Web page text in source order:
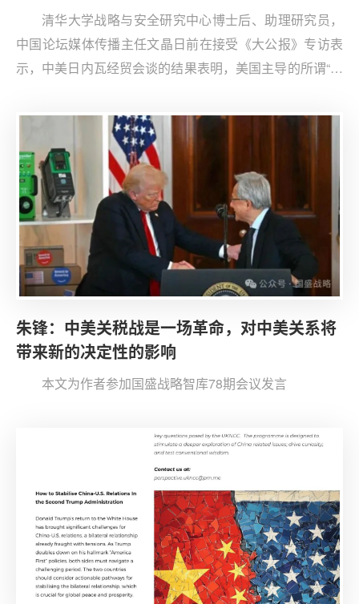
清华大学战略与安全研究中心博士后、助理研究员，
中国论坛媒体传播主任文晶日前在接受《大公报》专访表
示，中美日内瓦经贸会谈的结果表明，美国主导的所谓“基
正共赢的”国际经济秩序作出让步。
朱锋：中美关税战是一场革命，对中美关系将
带来新的决定性的影响
本文为作者参加国盛战略智库78期会议发言